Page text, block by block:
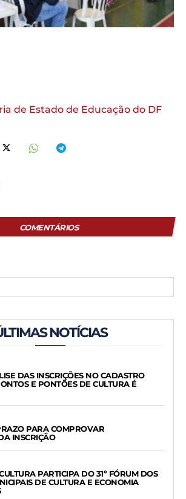
de Estado de Educação do DF
COMENTÁRIOS
NOTÍCIAS
DAS INSCRIÇÕES NO CADASTRO
E PONTÕES DE CULTURA É
PARA COMPROVAR
INSCRIÇÃO
PARTICIPA DO 31º FÓRUM DOS
DE CULTURA E ECONOMIA